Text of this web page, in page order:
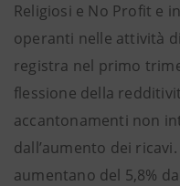
Religiosi e No Profit e
operanti nelle attività
registra nel primo
flessione della
accantonamenti non
dall’aumento dei
aumentano del 5,8%